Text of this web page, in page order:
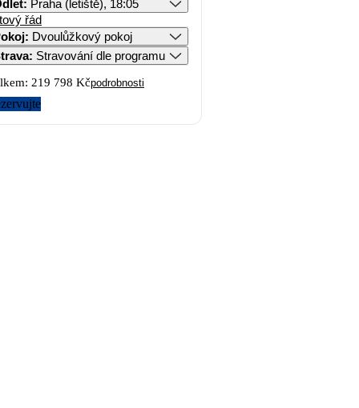
: Praha (letiště), 18:05
řád
: Dvoulůžkový pokoj
: Stravování dle programu
219 798 Kčpodrobnosti